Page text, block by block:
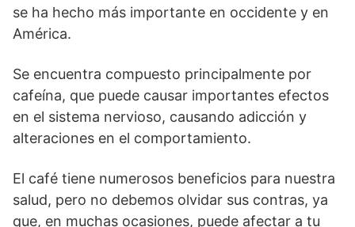
se ha hecho más importante en occidente y en
América.
Se encuentra compuesto principalmente por
cafeína, que puede causar importantes efectos
en el sistema nervioso, causando adicción y
alteraciones en el comportamiento.
El café tiene numerosos beneficios para nuestra
salud, pero no debemos olvidar sus contras, ya
que, en muchas ocasiones, puede afectar a tu